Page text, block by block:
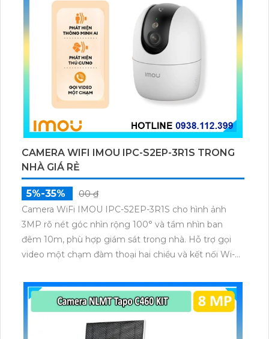
CAMERA WIFI IMOU IPC-S2EP-3R1S TRONG
NHÀ GIÁ RẺ
5%-35%
00 ₫
Camera WiFi IMOU IPC-S2EP-3R1S cho hình ảnh
3MP rõ nét góc nhìn rộng 100° và tầm nhìn ban
đêm 10m, phù hợp giám sát trong nhà. Hỗ trợ gọi
video một chạm đàm thoại hai chiều và kết nối Wi-Fi
microSD tối đa 256GB hoặc lưu đám mây dễ lắp đặt
cho gia đình và văn phòng nhỏ.